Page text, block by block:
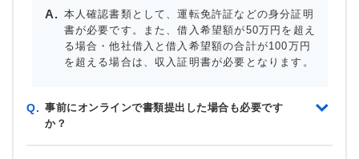
本人確認書類として、運転免許証などの身分証明
書が必要です。また、借入希望額が50万円を超え
る場合・他社借入と借入希望額の合計が100万円
を超える場合は、収入証明書が必要となります。
Q. 事前にオンラインで書類提出した場合も必要です
か？